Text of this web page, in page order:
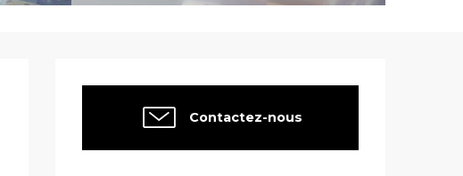
Ouverture et
Contactez-nous